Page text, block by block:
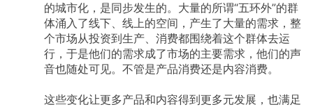
的城市化，是同步发生的。大量的所谓“五环外”的群
体涌入了线下、线上的空间，产生了大量的需求，整
个市场从投资到生产、消费都围绕着这个群体去运
行，于是他们的需求成了市场的主要需求，他们的声
音也随处可见。不管是产品消费还是内容消费。
这些变化让更多产品和内容得到更多元发展，也满足